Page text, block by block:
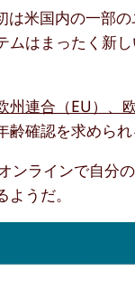
米国内の一部
ムはまったく新
州連合（EU）、
確認を求められ
ンラインで自分
うだ。